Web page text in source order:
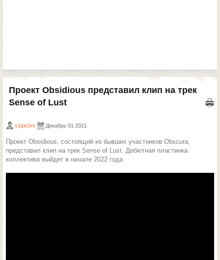
Проект Obsidious представил клип на трек
Sense of Lust
s1ipk0rn Декабрь 01 2021
Проект Obsidious, состоящий из бывших участников Obscura,
представил клип на трек Sense of Lust. Дебютная пластинка
коллектива выйдет в начале 2022 года